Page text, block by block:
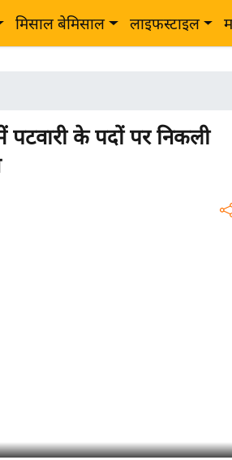
मिसाल बेमिसाल लाइफस्टाइल
के पदों पर निकली